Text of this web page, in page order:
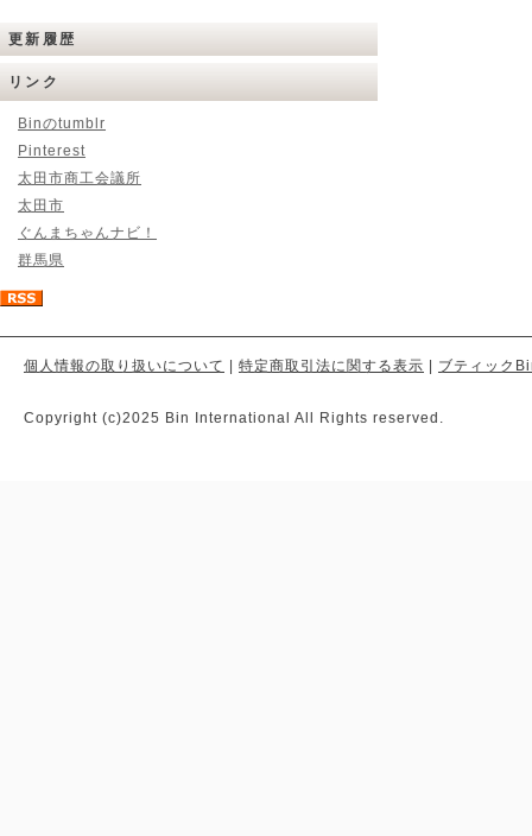
更新履歴
リンク
Binのtumblr
Pinterest
太田市商工会議所
太田市
ぐんまちゃんナビ！
群馬県
個人情報の取り扱いについて 特定商取引法に関する表示 ブティック
Copyright (c)2025 Bin International All Rights reserved.